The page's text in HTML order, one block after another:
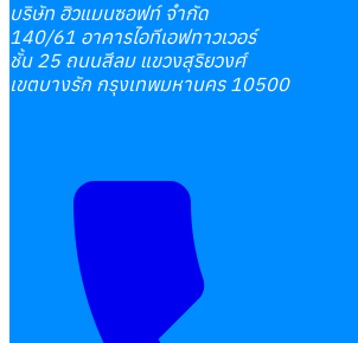
บริษัท ฮิวแมนซอฟท์ จำกัด
140/61 อาคารไอทีเอฟทาวเวอร์
ชั้น 25 ถนนสีลม แขวงสุริยวงศ์
เขตบางรัก กรุงเทพมหานคร 10500